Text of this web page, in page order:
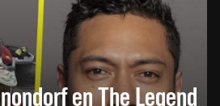
en The Legend